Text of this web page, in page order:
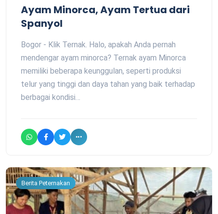
Ayam Minorca, Ayam Tertua dari
Spanyol
Bogor - Klik Ternak. Halo, apakah Anda pernah
mendengar ayam minorca? Ternak ayam Minorca
memiliki beberapa keunggulan, seperti produksi
telur yang tinggi dan daya tahan yang baik terhadap
berbagai kondisi…
Berita Peternakan